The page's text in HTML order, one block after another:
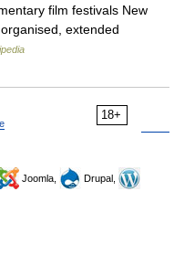
film festivals New
extended
18+
Joomla,
Drupal,